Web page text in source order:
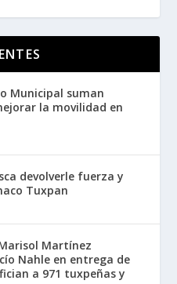
Municipal suman
la movilidad en
devolverle fuerza y
Tuxpan
Martínez
Nahle en entrega de
a 971 tuxpeñas y